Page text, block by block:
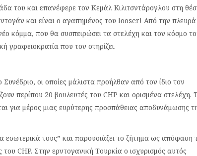
του και επανέφερε τον Κεμάλ Κιλιτσντάρογλου στη
και είναι ο αγαπημένος του looser! Από την πλευρά
κόμμα, που θα συσπειρώσει τα στελέχη και τον κόσμο
γραφειοκρατία που τον στηρίζει.
οι οποίες μάλιστα προήλθαν από τον ίδιο τον
περίπου 20 βουλευτές του CHP και ορισμένα στελέχη.
για μέρος μιας ευρύτερης προσπάθειας αποδυνάμωσης
τους” και παρουσιάζει το ζήτημα ως απόφαση
CHP. Στην ερντογανική Τουρκία ο ισχυρισμός αυτός